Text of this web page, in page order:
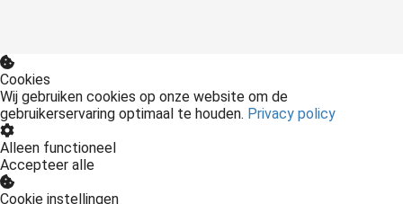
Cookies
Wij gebruiken cookies op onze website om de
gebruikerservaring optimaal te houden. Privacy policy
Alleen functioneel
Accepteer alle
Cookie instellingen